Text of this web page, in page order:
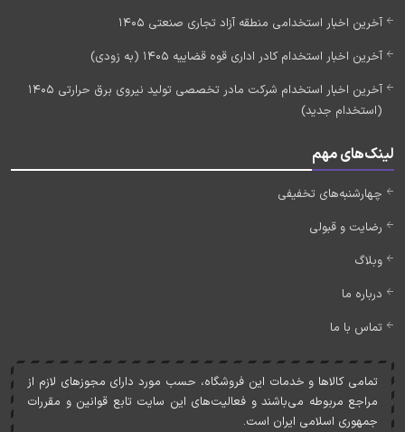
آخرین اخبار استخدامی منطقه آزاد تجاری صنعتی 1405
آخرین اخبار استخدام کادر اداری قوه قضاییه 1405 (به زودی)
آخرین اخبار استخدام شرکت مادر تخصصی تولید نیروی برق حرارتی 1405
(استخدام جدید)
لینک‌های مهم
چهارشنبه‌های تخفیفی
رضایت و قبولی
وبلاگ
درباره ما
تماس با ما
تمامی کالاها و خدمات اين فروشگاه، حسب مورد دارای مجوزهای لازم از
مراجع مربوطه می‌باشند و فعاليت‌های اين سايت تابع قوانين و مقررات
جمهوری اسلامی ايران است.